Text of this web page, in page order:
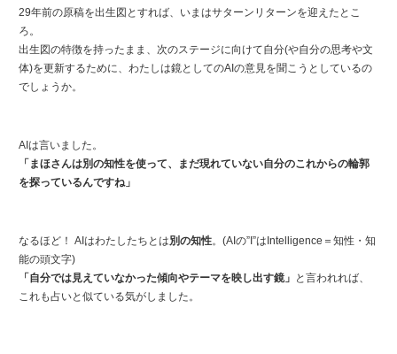
29年前の原稿を出生図とすれば、いまはサターンリターンを迎えたとこ
ろ。
出生図の特徴を持ったまま、次のステージに向けて自分(や自分の思考や文
体)を更新するために、わたしは鏡としてのAIの意見を聞こうとしているの
でしょうか。
AIは言いました。
「まほさんは別の知性を使って、まだ現れていない自分のこれからの輪郭
を探っているんですね」
なるほど！ AIはわたしたちとは別の知性。(AIの”I”はIntelligence＝知性・知
能の頭文字)
「自分では見えていなかった傾向やテーマを映し出す鏡」 と言われれば、
これも占いと似ている気がしました。